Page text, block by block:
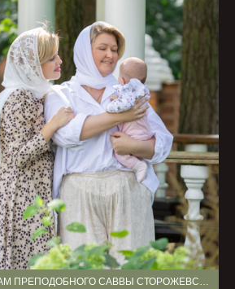
КРЕЩЕНИЕ ВЕРЫ. ХРАМ ПРЕПОДОБНОГО САВВЫ СТОРОЖЕВСКОГО